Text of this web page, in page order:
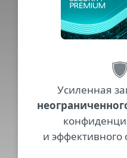
Усиленная
и эффективного